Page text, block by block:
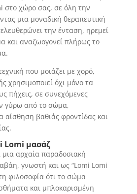
στο χώρο σας, σε όλη την
μια μοναδική θεραπευτική
την ένταση, ηρεμεί
και αναζωογονεί πλήρως το
που μοιάζει με χορό,
χρησιμοποιεί όχι μόνο τα
πήχεις, σε συνεχόμενες
γύρω από το σώμα,
αίσθηση βαθιάς φροντίδας και
Lomi μασάζ
μια αρχαία παραδοσιακή
γνωστή και ως “Lomi Lomi
φιλοσοφία ότι το σώμα
και μπλοκαρισμένη